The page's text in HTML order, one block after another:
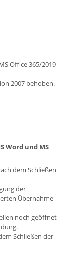
Office 365/2019
2007 behoben.
Word und MS
dem Schließen
der
Übernahme
noch geöffnet
Schließen der